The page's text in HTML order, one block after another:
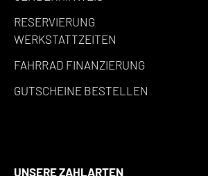
RESERVIERUNG
WERKSTATTZEITEN
FAHRRAD FINANZIERUNG
GUTSCHEINE BESTELLEN
UNSERE ZAHLARTEN